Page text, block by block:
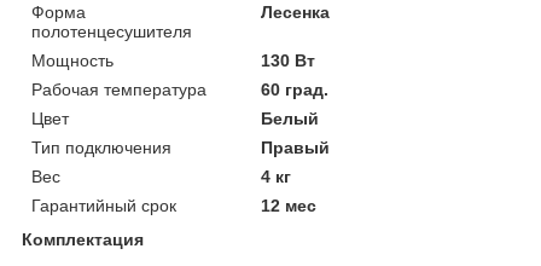
Форма
полотенцесушителя
Лесенка
Мощность
130 Вт
Рабочая температура
60 град.
Цвет
Белый
Тип подключения
Правый
Вес
4 кг
Гарантийный срок
12 мес
Комплектация